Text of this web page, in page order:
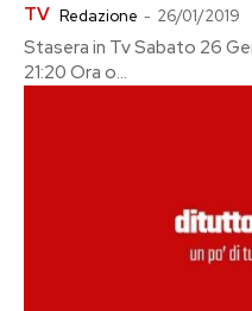
TV Redazione - 26/01/2019
Stasera in Tv Sabato 26
21:20 Ora o...